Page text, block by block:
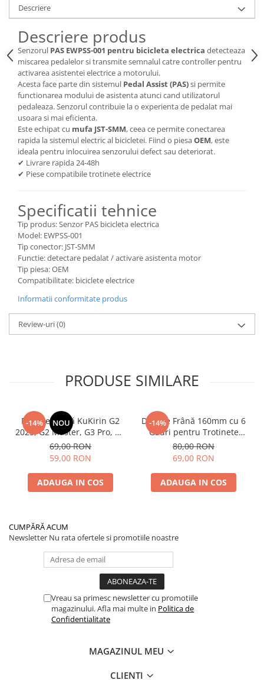
Descriere
Descriere produs
Senzorul PAS EWPSS-001 pentru bicicleta electrica detecteaza
miscarea pedalelor si transmite semnalul catre controller pentru
activarea asistentei electrice a motorului.
Acesta face parte din sistemul Pedal Assist (PAS)si permite
functionarea modului de asistenta atunci cand utilizatorul
pedaleaza. Senzorul contribuie la o experienta de pedalat mai
usoara si mai eficienta.
Este echipat cu mufa JST-SMM, ceea ce permite conectarea
rapida la sistemul electric al bicicletei. Fiind o piesaOEM, este
ideala pentru inlocuirea senzorului defect sau deteriorat.
✔ Livrare rapida 24-48h
✔ Piese compatibile trotinete electrice
Specificatii tehnice
Tip produs: Senzor PAS bicicleta electrica
Model: EWPSS-001
Tip conector: JST-SMM
Functie: detectare pedalat / activare asistenta motor
Tip piesa: OEM
Compatibilitate: biciclete electrice
Informatii conformitate produs
Review-uri(0)
PRODUSE SIMILARE
-14% NOU
Plăcuțe Frână KuKirin G2
2025, G2 Master, G3 Pro, G4
– Set 2 Bucăți (Față sau
Spate) Premium
69,00 RON
59,00 RON
ADAUGA IN COS
-14%
Disc de Frână 160mm cu 6
Găuri pentru Trotinete
Electrice KuKirin G4 (Model
2025) și KuKirin G2 –
Performanță Premium
80,00 RON
69,00 RON
ADAUGA IN COS
CUMPĂRĂ ACUM
Newsletter Nu rata ofertele si promotiile noastre
Vreau sa primesc newsletter cu promotiile
magazinului. Afla mai multe in Politica de
Confidentialitate
MAGAZINUL MEU
CLIENTI